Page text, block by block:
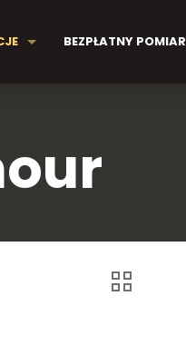
BEZPŁATNY POMIAR